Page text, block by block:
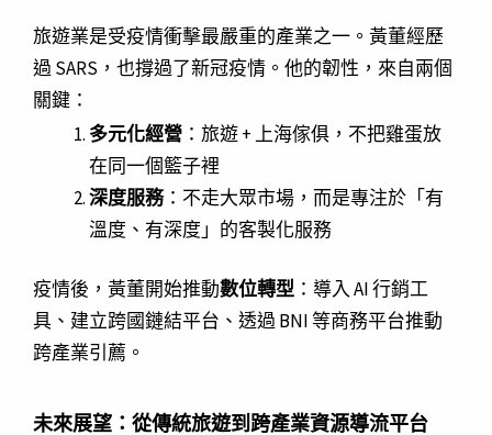
旅遊業是受疫情衝擊最嚴重的產業之一。黃董經歷
過 SARS，也撐過了新冠疫情。他的韌性，來自兩個
關鍵：
多元化經營 ：旅遊 + 上海傢俱，不把雞蛋放
在同一個籃子裡
深度服務：不走大眾市場，而是專注於「有
溫度、有深度」的客製化服務
疫情後，黃董開始推動數位轉型 ：導入 AI 行銷工
具、建立跨國鏈結平台、透過 BNI 等商務平台推動
跨產業引薦。
未來展望：從傳統旅遊到跨產業資源導流平台